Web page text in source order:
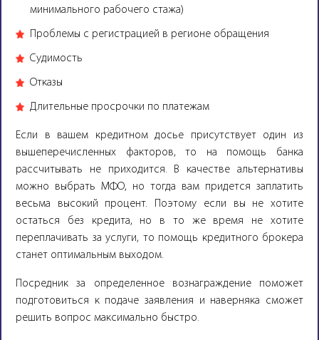
минимального рабочего стажа)
Проблемы с регистрацией в регионе обращения
Судимость
Отказы
Длительные просрочки по платежам
Если в вашем кредитном досье присутствует один из
вышеперечисленных факторов, то на помощь банка
рассчитывать не приходится. В качестве альтернативы
можно выбрать МФО, но тогда вам придется заплатить
весьма высокий процент. Поэтому если вы не хотите
остаться без кредита, но в то же время не хотите
переплачивать за услуги, то помощь кредитного брокера
станет оптимальным выходом.
Посредник за определенное вознаграждение поможет
подготовиться к подаче заявления и наверняка сможет
решить вопрос максимально быстро.